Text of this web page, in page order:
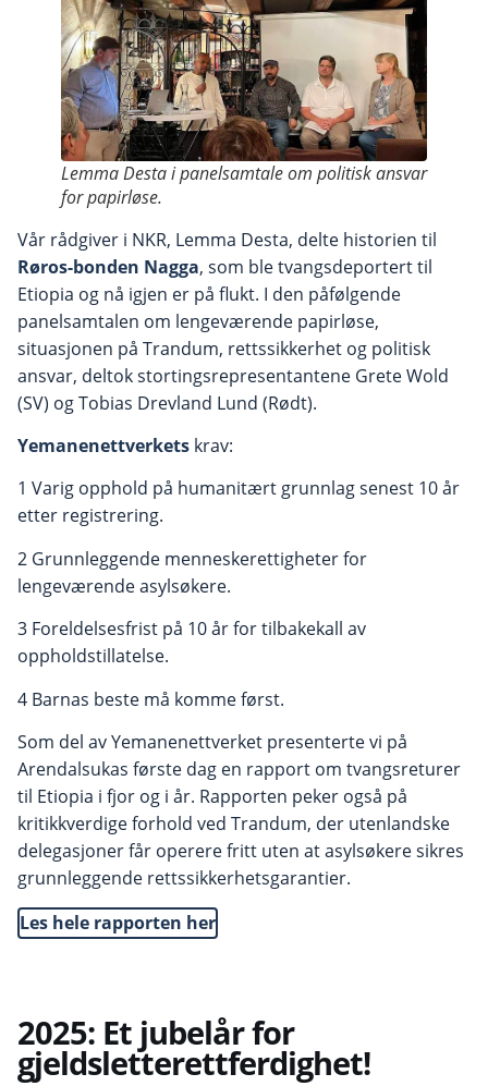
Lemma Desta i panelsamtale om politisk ansvar
for papirløse.
Vår rådgiver i NKR, Lemma Desta, delte historien til
Røros-bonden Nagga, som ble tvangsdeportert til
Etiopia og nå igjen er på flukt. I den påfølgende
panelsamtalen om lengeværende papirløse,
situasjonen på Trandum, rettssikkerhet og politisk
ansvar, deltok stortingsrepresentantene Grete Wold
(SV) og Tobias Drevland Lund (Rødt).
Yemanenettverkets krav:
1 Varig opphold på humanitært grunnlag senest 10 år
etter registrering.
2 Grunnleggende menneskerettigheter for
lengeværende asylsøkere.
3 Foreldelsesfrist på 10 år for tilbakekall av
oppholdstillatelse.
4 Barnas beste må komme først.
Som del av Yemanenettverket presenterte vi på
Arendalsukas første dag en rapport om tvangsreturer
til Etiopia i fjor og i år. Rapporten peker også på
kritikkverdige forhold ved Trandum, der utenlandske
delegasjoner får operere fritt uten at asylsøkere sikres
grunnleggende rettssikkerhetsgarantier.
Les hele rapporten her
2025: Et jubelår for
gjeldsletterettferdighet!